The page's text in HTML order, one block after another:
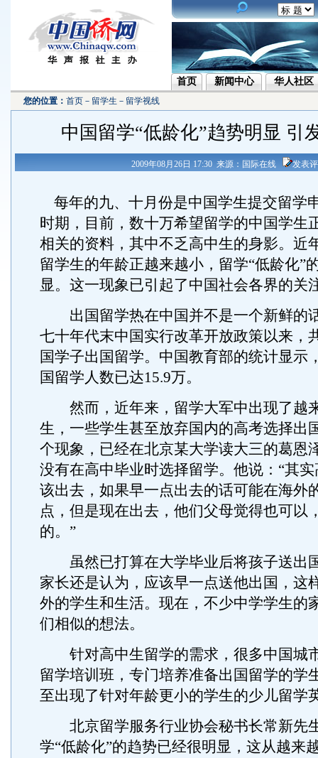
首页 新闻中心 华人社区
您的位置： 首页 － 留学生 － 留学视线
中国留学“低龄化”趋势明显 引
2009年08月26日 17:30 来源：国际在线 发表
每年的九、十月份是中国学生提交留学
时期，目前，数十万希望留学的中国学生
相关的资料，其中不乏高中生的身影。近
留学生的年龄正越来越小，留学“低龄化”
显。这一现象已引起了中国社会各界的关
出国留学热在中国并不是一个新鲜的
七十年代末中国实行改革开放政策以来，
国学子出国留学。中国教育部的统计显示
国留学人数已达15.9万。
然而，近年来，留学大军中出现了越
生，一些学生甚至放弃国内的高考选择出
个现象，已经在北京某大学读大三的葛恩
没有在高中毕业时选择留学。他说：“其
该出去，如果早一点出去的话可能在海外
点，但是现在出去，他们父母觉得也可以
的。”
虽然已打算在大学毕业后将孩子送出
家长还是认为，应该早一点送他出国，这
外的学生和生活。现在，不少中学学生的
们相似的想法。
针对高中生留学的需求，很多中国城
留学培训班，专门培养准备出国留学的学
至出现了针对年龄更小的学生的少儿留学
北京留学服务行业协会秘书长常新先
学“低龄化”的趋势已经很明显，这从越来